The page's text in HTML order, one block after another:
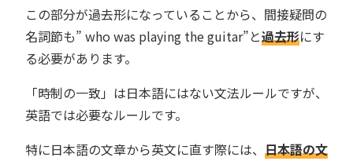
この部分が過去形になっていることから、間接疑問の
名詞節も” who was playing the guitar”と過去形にす
る必要があります。
「時制の一致」は日本語にはない文法ルールですが、
英語では必要なルールです。
特に日本語の文章から英文に直す際には、 日本語の文